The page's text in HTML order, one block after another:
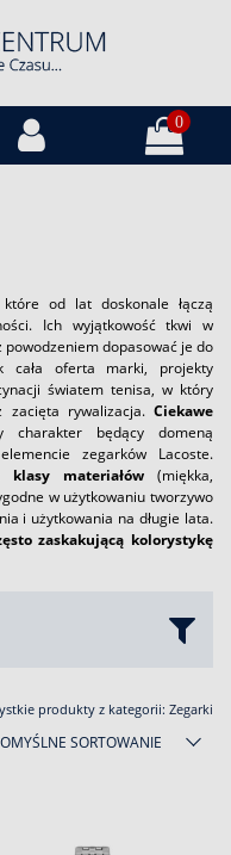
0
od lat doskonale łączą
Ich wyjątkowość tkwi w
dopasować je do
cała oferta marki, projekty
światem tenisa, w który
rywalizacja. Ciekawe
charakter będący domeną
zegarków Lacoste.
klasy materiałów (miękka,
w użytkowaniu tworzywo
i użytkowania na długie lata.
zaskakującą kolorystykę
produkty z kategorii: Zegarki
SORTOWANIE